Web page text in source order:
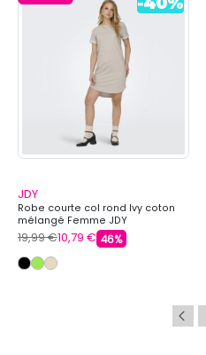
JDY
Robe courte col rond Ivy coton
mélangé Femme JDY
19,99 €10,79 € 46%